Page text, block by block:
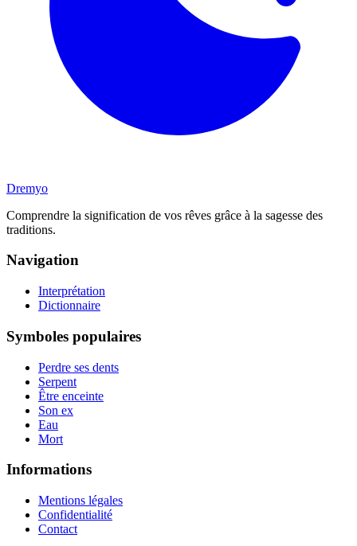
Dremyo
Comprendre la signification de vos rêves grâce à la sagesse des
traditions.
Navigation
Interprétation
Dictionnaire
Symboles populaires
Perdre ses dents
Serpent
Être enceinte
Son ex
Eau
Mort
Informations
Mentions légales
Confidentialité
Contact